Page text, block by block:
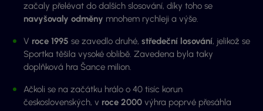
začaly přelévat do dalších slosování, díky toho se
navyšovaly odměny mnohem rychleji a výše.
V roce 1995 se zavedlo druhé, středeční losování, jelikož se
Sportka těšila vysoké oblibě. Zavedena byla taky
doplňková hra Šance milion.
Ačkoli se na začátku hrálo o 40 tisíc korun
československých, v roce 2000 výhra poprvé přesáhla